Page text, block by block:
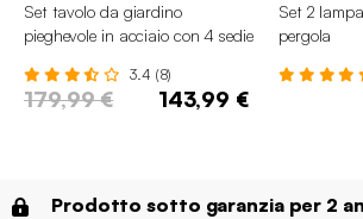
Set tavolo da giardino
pieghevole in acciaio con 4 sedie
3.4 (8)
179,99 € 143,99 €
Set 2
pergola
Prodotto sotto garanzia per 2